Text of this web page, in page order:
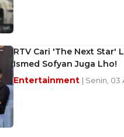
RTV Cari 'The Next Star'
Ismed Sofyan Juga Lho!
Entertainment | Senin, 03